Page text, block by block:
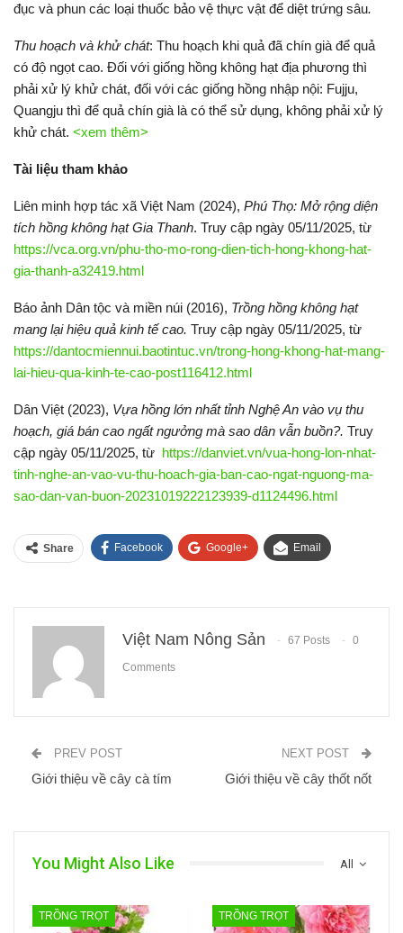
đục và phun các loại thuốc bảo vệ thực vật để diệt trứng sâu.
Thu hoạch và khử chát: Thu hoạch khi quả đã chín già để quả
có độ ngọt cao. Đối với giống hồng không hạt địa phương thì
phải xử lý khử chát, đối với các giống hồng nhập nội: Fujju,
Quangju thì để quả chín già là có thể sử dụng, không phải xử lý
khử chát. <xem thêm>
Tài liệu tham khảo
Liên minh hợp tác xã Việt Nam (2024), Phú Thọ: Mở rộng diện
tích hồng không hạt Gia Thanh. Truy cập ngày 05/11/2025, từ
https://vca.org.vn/phu-tho-mo-rong-dien-tich-hong-khong-hat-
gia-thanh-a32419.html
Báo ảnh Dân tộc và miền núi (2016), Trồng hồng không hạt
mang lại hiệu quả kinh tế cao. Truy cập ngày 05/11/2025, từ
https://dantocmiennui.baotintuc.vn/trong-hong-khong-hat-mang-
lai-hieu-qua-kinh-te-cao-post116412.html
Dân Việt (2023), Vựa hồng lớn nhất tỉnh Nghệ An vào vụ thu
hoạch, giá bán cao ngất ngưởng mà sao dân vẫn buồn?. Truy
cập ngày 05/11/2025, từ https://danviet.vn/vua-hong-lon-nhat-
tinh-nghe-an-vao-vu-thu-hoach-gia-ban-cao-ngat-nguong-ma-
sao-dan-van-buon-20231019222123939-d1124496.html
Share Facebook Google+ Email
Việt Nam Nông Sản 67 Posts 0
Comments
PREV POST
Giới thiệu về cây cà tím
NEXT POST
Giới thiệu về cây thốt nốt
All
You Might Also Like
TRỒNG TRỌT TRỒNG TRỌT